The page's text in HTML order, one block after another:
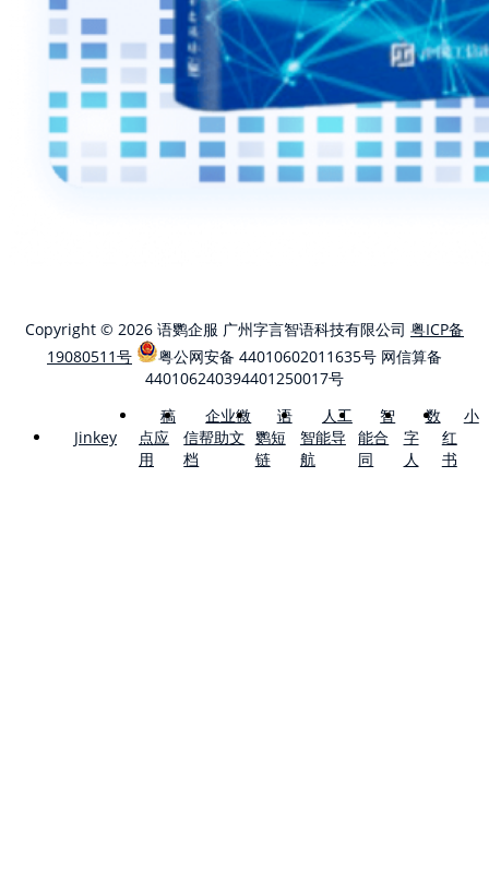
Copyright © 2026 语鹦企服 广州字言智语科技有限公司 粤ICP备
19080511号
粤公网安备 44010602011635号 网信算备
440106240394401250017号
Jinkey
稿
点应
用
企业微
信帮助文
档
语
鹦短
链
人工
智能导
航
智
能合
同
数
字
人
小
红
书